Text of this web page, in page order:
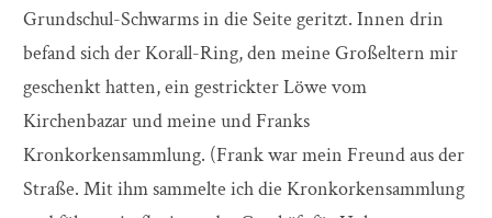
Grundschul-Schwarms in die Seite geritzt. Innen drin
befand sich der Korall-Ring, den meine Großeltern mir
geschenkt hatten, ein gestrickter Löwe vom
Kirchenbazar und meine und Franks
Kronkorkensammlung. (Frank war mein Freund aus der
Straße. Mit ihm sammelte ich die Kronkorkensammlung